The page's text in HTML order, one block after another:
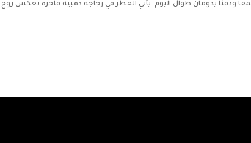
ودفئًا يدومان طوال اليوم. يأتي العطر في زجاجة ذهبية فاخرة تعكس روح